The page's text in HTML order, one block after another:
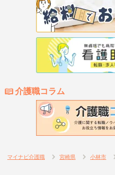
介護職コラム
マイナビ介護職 宮崎県 小林市